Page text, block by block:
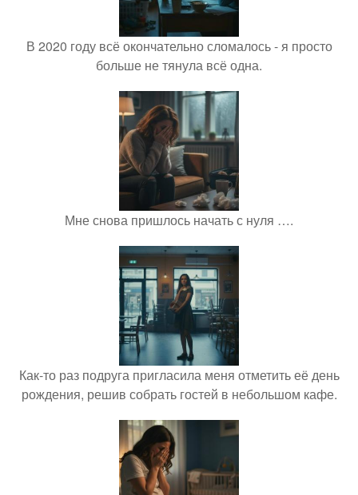
В 2020 году всё окончательно сломалось - я просто
больше не тянула всё одна.
Мне снова пришлось начать с нуля ….
Как-то раз подруга пригласила меня отметить её день
рождения, решив собрать гостей в небольшом кафе.